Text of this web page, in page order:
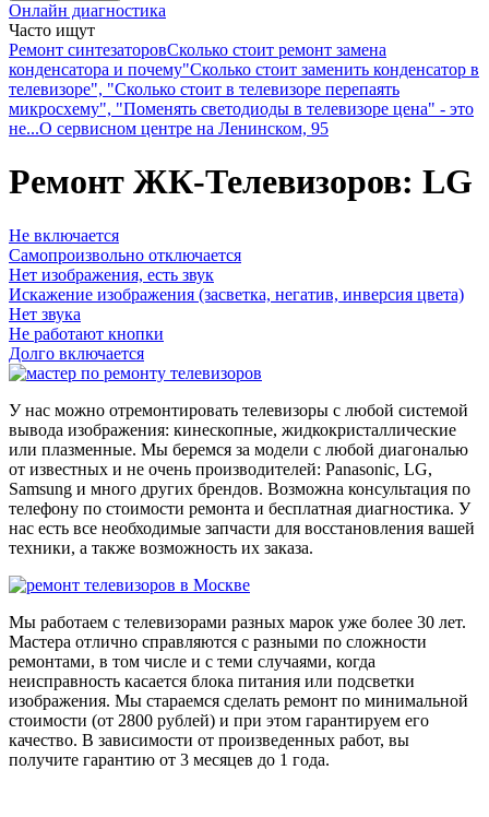
Онлайн диагностика
Часто ищут
Ремонт синтезаторовСколько стоит ремонт замена
конденсатора и почему"Сколько стоит заменить конденсатор в
телевизоре", "Сколько стоит в телевизоре перепаять
микросхему", "Поменять светодиоды в телевизоре цена" - это
не...О сервисном центре на Ленинском, 95
Ремонт ЖК-Телевизоров: LG
Не включается
Самопроизвольно отключается
Нет изображения, есть звук
Искажение изображения (засветка, негатив, инверсия цвета)
Нет звука
Не работают кнопки
Долго включается
У нас можно отремонтировать телевизоры с любой системой
вывода изображения: кинескопные, жидкокристаллические
или плазменные. Мы беремся за модели с любой диагональю
от известных и не очень производителей: Panasonic, LG,
Samsung и много других брендов. Возможна консультация по
телефону по стоимости ремонта и бесплатная диагностика. У
нас есть все необходимые запчасти для восстановления вашей
техники, а также возможность их заказа.
Мы работаем с телевизорами разных марок уже более 30 лет.
Мастера отлично справляются с разными по сложности
ремонтами, в том числе и с теми случаями, когда
неисправность касается блока питания или подсветки
изображения. Мы стараемся сделать ремонт по минимальной
стоимости (от 2800 рублей) и при этом гарантируем его
качество. В зависимости от произведенных работ, вы
получите гарантию от 3 месяцев до 1 года.